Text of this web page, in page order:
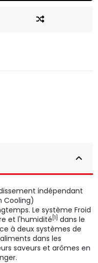
indépendant
Cooling)
Le système Froid
et l'humidité [1] dans le
à deux systèmes de
dans les
saveurs et arômes en